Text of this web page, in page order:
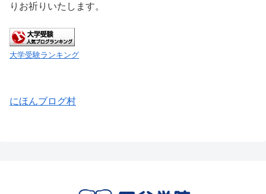
りお祈りいたします。
大学受験ランキング
にほんブログ村